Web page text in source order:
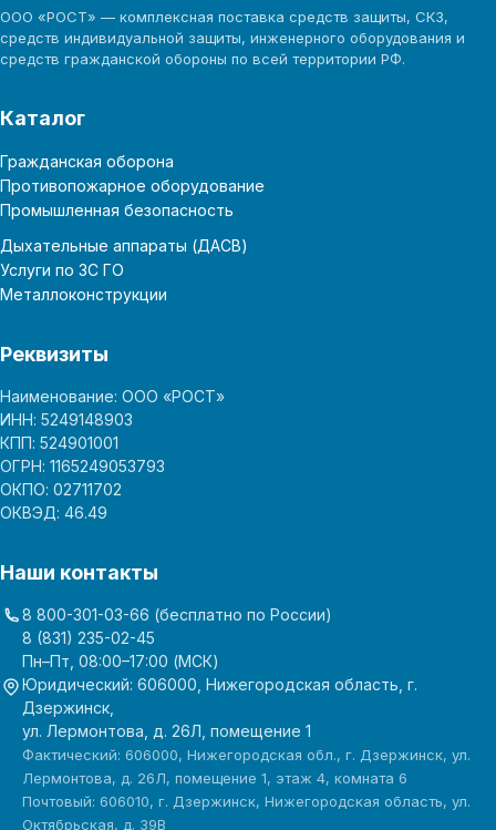
ООО «РОСТ» — комплексная поставка средств защиты, СКЗ,
средств индивидуальной защиты, инженерного оборудования и
средств гражданской обороны по всей территории РФ.
Каталог
Гражданская оборона
Противопожарное оборудование
Промышленная безопасность
Дыхательные аппараты (ДАСВ)
Услуги по ЗС ГО
Металлоконструкции
Реквизиты
Наименование: ООО «РОСТ»
ИНН: 5249148903
КПП: 524901001
ОГРН: 1165249053793
ОКПО: 02711702
ОКВЭД: 46.49
Наши контакты
8 800-301-03-66 (бесплатно по России)
8 (831) 235-02-45
Пн–Пт, 08:00–17:00 (МСК)
Юридический: 606000, Нижегородская область, г.
Дзержинск,
ул. Лермонтова, д. 26Л, помещение 1
Фактический: 606000, Нижегородская обл., г. Дзержинск, ул.
Лермонтова, д. 26Л, помещение 1, этаж 4, комната 6
Почтовый: 606010, г. Дзержинск, Нижегородская область, ул.
Октябрьская, д. 39В